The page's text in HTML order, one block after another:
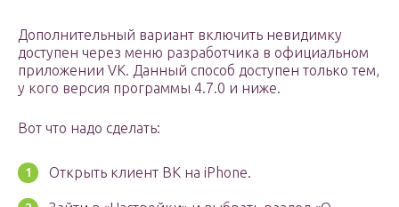
Дополнительный вариант включить невидимку
доступен через меню разработчика в официальном
приложении VK. Данный способ доступен только тем,
у кого версия программы 4.7.0 и ниже.
Вот что надо сделать:
Открыть клиент ВК на iPhone.